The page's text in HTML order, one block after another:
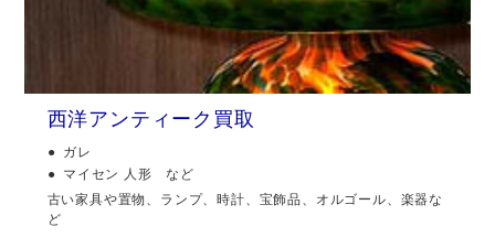
西洋アンティーク買取
ガレ
マイセン 人形 など
古い家具や置物、ランプ、時計、宝飾品、オルゴール、楽器な
ど